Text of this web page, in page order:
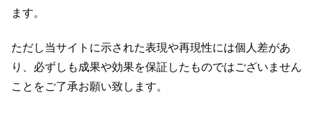
ます。
ただし当サイトに示された表現や再現性には個人差があ
り、必ずしも成果や効果を保証したものではございません
ことをご了承お願い致します。